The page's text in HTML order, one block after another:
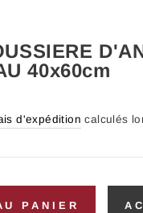
40x60cm
d'expédition calculés
PANIER